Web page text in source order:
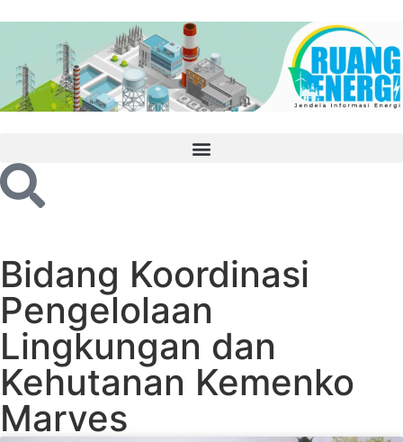
Bidang Koordinasi
Pengelolaan
Lingkungan dan
Kehutanan Kemenko
Marves